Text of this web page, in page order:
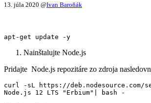
13. júla 2020 @Ivan Baroňák
apt-get update -y
Nainštalujte Node.js
Pridajte Node.js repozitáre zo zdroja
curl -sL https://deb.nodesource.com/
Node.js 12 LTS "Erbium"| bash -